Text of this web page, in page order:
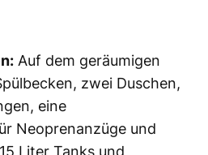
Auf dem geräumigen
zwei Duschen,
eine
Neoprenanzüge und
Liter Tanks und